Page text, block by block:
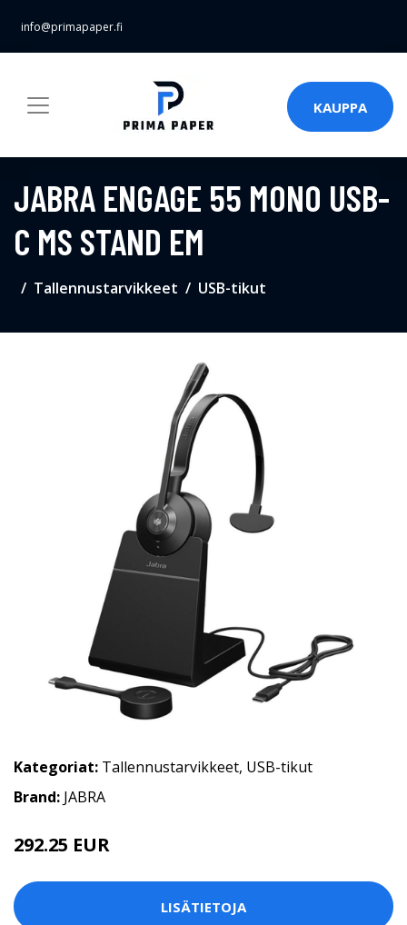
info@primapaper.fi
KAUPPA
JABRA ENGAGE 55 MONO USB-
C MS STAND EM
Tallennustarvikkeet USB-tikut
Kategoriat: Tallennustarvikkeet, USB-tikut
Brand: JABRA
292.25 EUR
LISÄTIETOJA